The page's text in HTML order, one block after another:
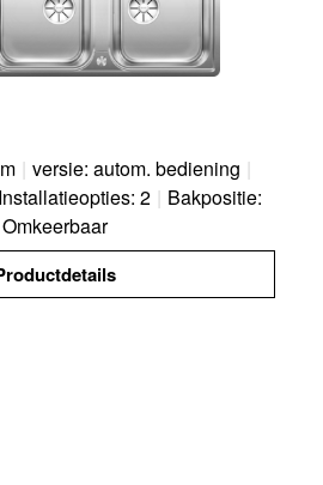
| versie: autom. bediening |
Installatieopties: 2 | Bakpositie:
Omkeerbaar